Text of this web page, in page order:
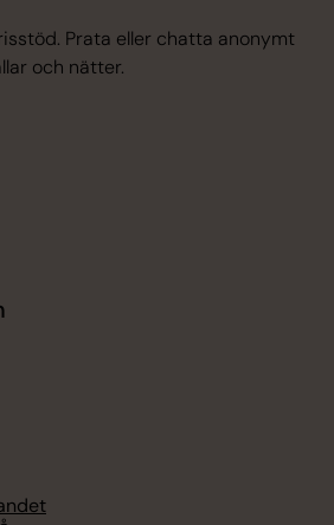
Prata eller chatta anonymt
och nätter.